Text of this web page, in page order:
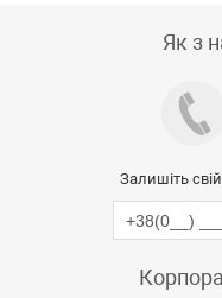
Як з
Залишіть